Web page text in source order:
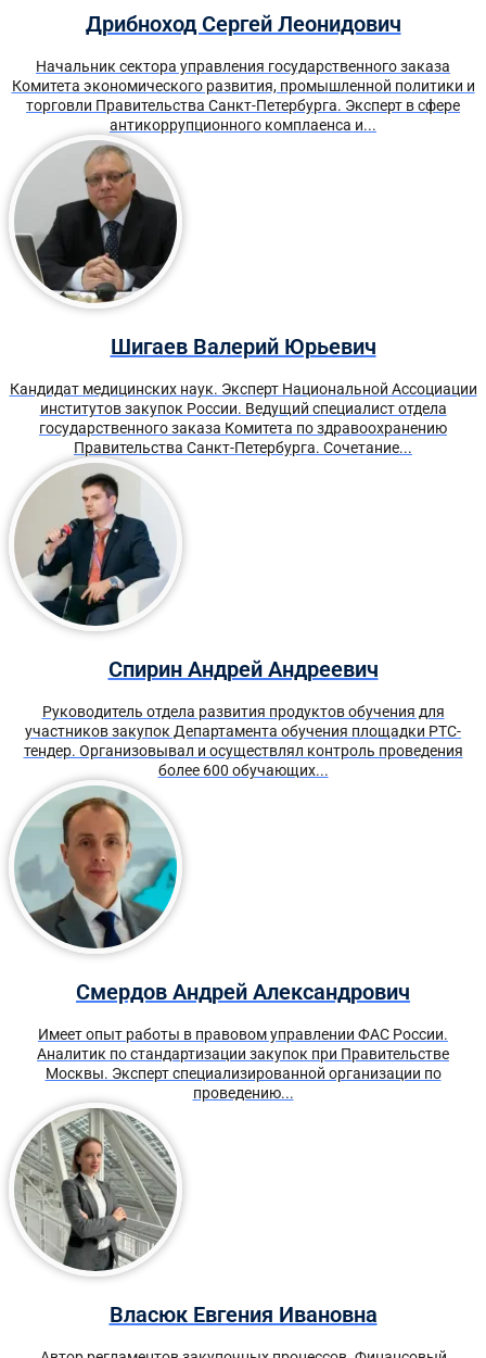
Дрибноход Сергей Леонидович
Начальник сектора управления государственного заказа
Комитета экономического развития, промышленной политики и
торговли Правительства Санкт-Петербурга. Эксперт в сфере
антикоррупционного комплаенса и...
Шигаев Валерий Юрьевич
Кандидат медицинских наук. Эксперт Национальной Ассоциации
институтов закупок России. Ведущий специалист отдела
государственного заказа Комитета по здравоохранению
Правительства Санкт-Петербурга. Сочетание...
Спирин Андрей Андреевич
Руководитель отдела развития продуктов обучения для
участников закупок Департамента обучения площадки РТС-
тендер. Организовывал и осуществлял контроль проведения
более 600 обучающих...
Смердов Андрей Александрович
Имеет опыт работы в правовом управлении ФАС России.
Аналитик по стандартизации закупок при Правительстве
Москвы. Эксперт специализированной организации по
проведению...
Власюк Евгения Ивановна